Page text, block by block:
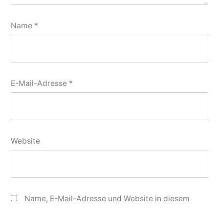
Name *
E-Mail-Adresse *
Website
Name, E-Mail-Adresse und Website in diesem